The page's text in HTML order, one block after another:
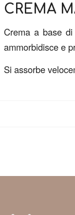
CREMA
Crema a base
ammorbidisce e
Si assorbe